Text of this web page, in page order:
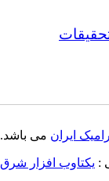
ایرانمی باشد.
یکتاوب افزار شرق